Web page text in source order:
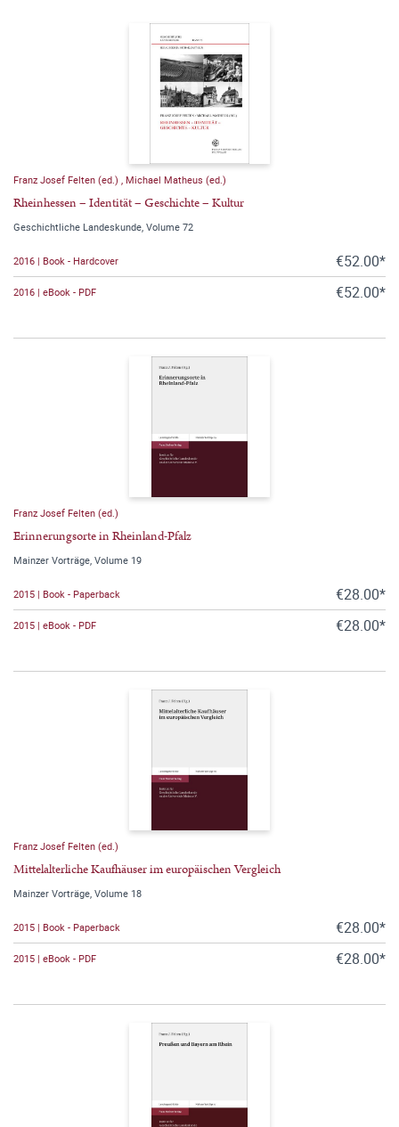
Franz Josef Felten (ed.) Michael Matheus (ed.)
Rheinhessen – Identität – Geschichte – Kultur
Geschichtliche Landeskunde, Volume 72
2016 | Book - Hardcover €52.00*
2016 | eBook - PDF €52.00*
Franz Josef Felten (ed.)
Erinnerungsorte in Rheinland-Pfalz
Mainzer Vorträge, Volume 19
2015 | Book - Paperback €28.00*
2015 | eBook - PDF €28.00*
Franz Josef Felten (ed.)
Mittelalterliche Kaufhäuser im europäischen Vergleich
Mainzer Vorträge, Volume 18
2015 | Book - Paperback €28.00*
2015 | eBook - PDF €28.00*